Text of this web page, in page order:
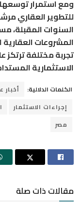
ومع استمرار
للتطوير العقاري
السنوات المقبلة،
المشروعات
تجربة مختلفة ترتكز
الاستثمارية
الكلمات الدلالية: أخبار
إجراءات الاستثمار
مصر
مقالات ذات صلة